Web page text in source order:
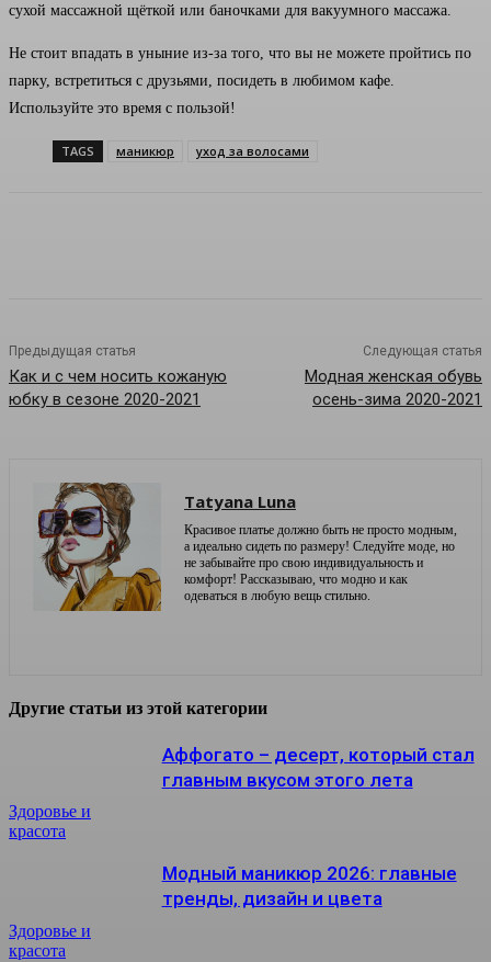
сухой массажной щёткой или баночками для вакуумного массажа.
Не стоит впадать в уныние из-за того, что вы не можете пройтись по
парку, встретиться с друзьями, посидеть в любимом кафе.
Используйте это время с пользой!
TAGS маникюр уход за волосами
Предыдущая статья
Как и с чем носить кожаную
юбку в сезоне 2020-2021
Следующая статья
Модная женская обувь
осень-зима 2020-2021
Tatyana Luna
Красивое платье должно быть не просто модным,
а идеально сидеть по размеру! Следуйте моде, но
не забывайте про свою индивидуальность и
комфорт! Рассказываю, что модно и как
одеваться в любую вещь стильно.
Другие статьи из этой категории
Здоровье и
красота
Аффогато – десерт, который стал
главным вкусом этого лета
Здоровье и
красота
Модный маникюр 2026: главные
тренды, дизайн и цвета